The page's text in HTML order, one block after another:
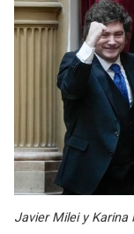
Javier Milei y Karina